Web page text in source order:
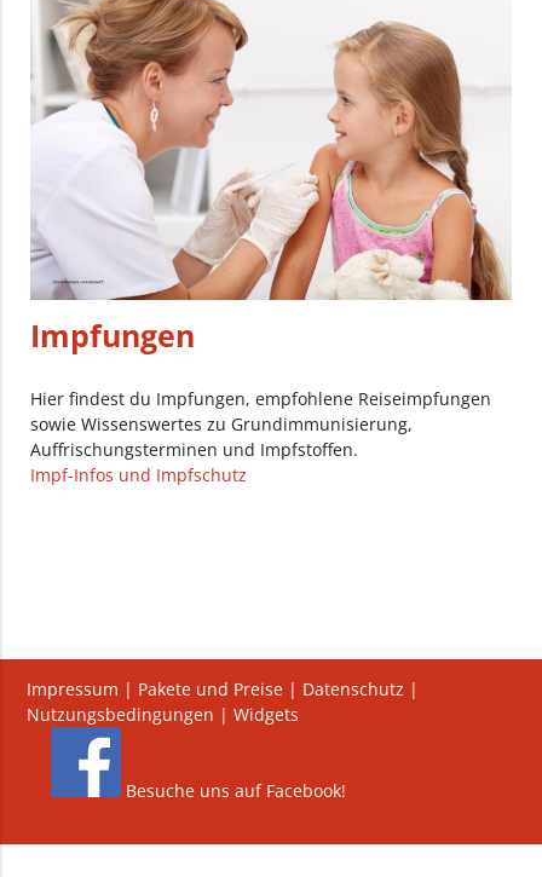
Impfungen
Hier findest du Impfungen, empfohlene Reiseimpfungen
sowie Wissenswertes zu Grundimmunisierung,
Auffrischungsterminen und Impfstoffen.
Impf-Infos und Impfschutz
Impressum | Pakete und Preise | Datenschutz |
Nutzungsbedingungen |Widgets
Besuche uns auf Facebook!